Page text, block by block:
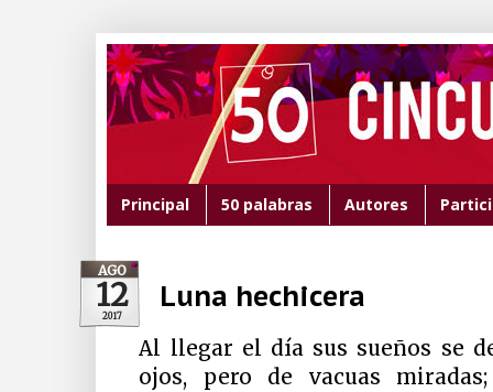
Principal 50 palabras Autores
AGO
12
2017
Luna hechicera
Al llegar el día sus sueños se
ojos, pero de vacuas